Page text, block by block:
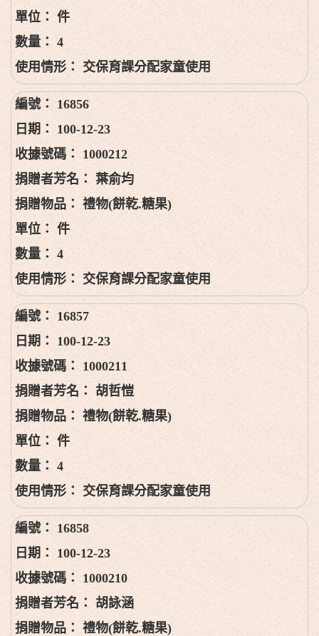
件
4
交保育課分配家童使用
16856
100-12-23
1000212
葉俞均
禮物(餅乾.糖果)
件
4
交保育課分配家童使用
16857
100-12-23
1000211
胡哲愷
禮物(餅乾.糖果)
件
4
交保育課分配家童使用
16858
100-12-23
1000210
胡詠涵
禮物(餅乾.糖果)